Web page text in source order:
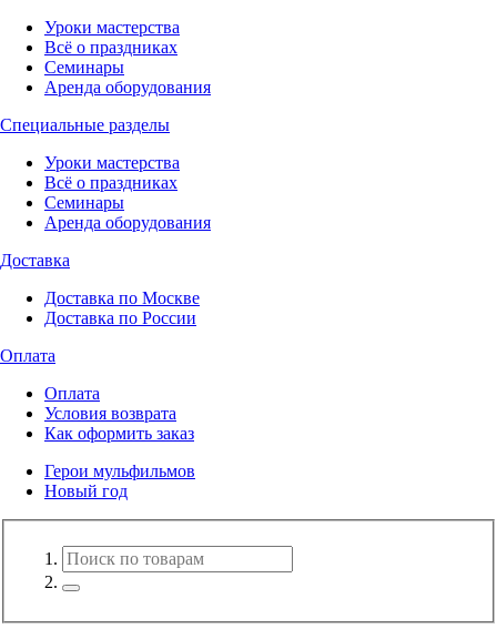
Уроки мастерства
Всё о праздниках
Семинары
Аренда оборудования
Специальные разделы
Уроки мастерства
Всё о праздниках
Семинары
Аренда оборудования
Доставка
Доставка по Москве
Доставка по России
Оплата
Оплата
Условия возврата
Как оформить заказ
Герои мульфильмов
Новый год